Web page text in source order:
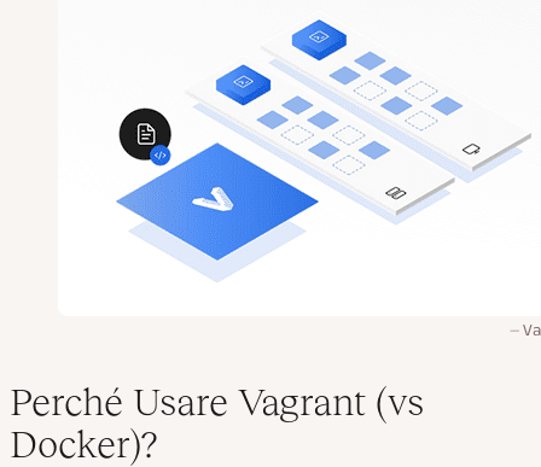
Perché Usare Vagrant (vs
Docker)?